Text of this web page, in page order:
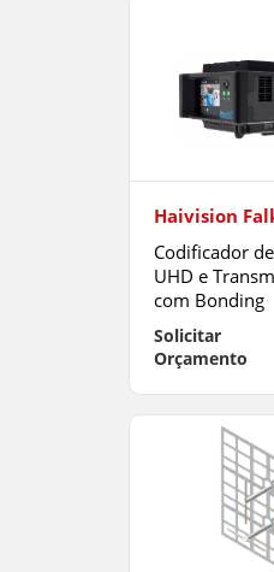
Triveni Digital
VideoSwitch
Haivision
Codificador
UHD e
com Bonding
Solicitar
Orçamento